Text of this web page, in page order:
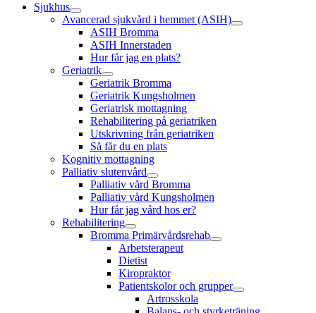
Sjukhus
Avancerad sjukvård i hemmet (ASIH)
ASIH Bromma
ASIH Innerstaden
Hur får jag en plats?
Geriatrik
Geriatrik Bromma
Geriatrik Kungsholmen
Geriatrisk mottagning
Rehabilitering på geriatriken
Utskrivning från geriatriken
Så får du en plats
Kognitiv mottagning
Palliativ slutenvård
Palliativ vård Bromma
Palliativ vård Kungsholmen
Hur får jag vård hos er?
Rehabilitering
Bromma Primärvårdsrehab
Arbetsterapeut
Dietist
Kiropraktor
Patientskolor och grupper
Artrosskola